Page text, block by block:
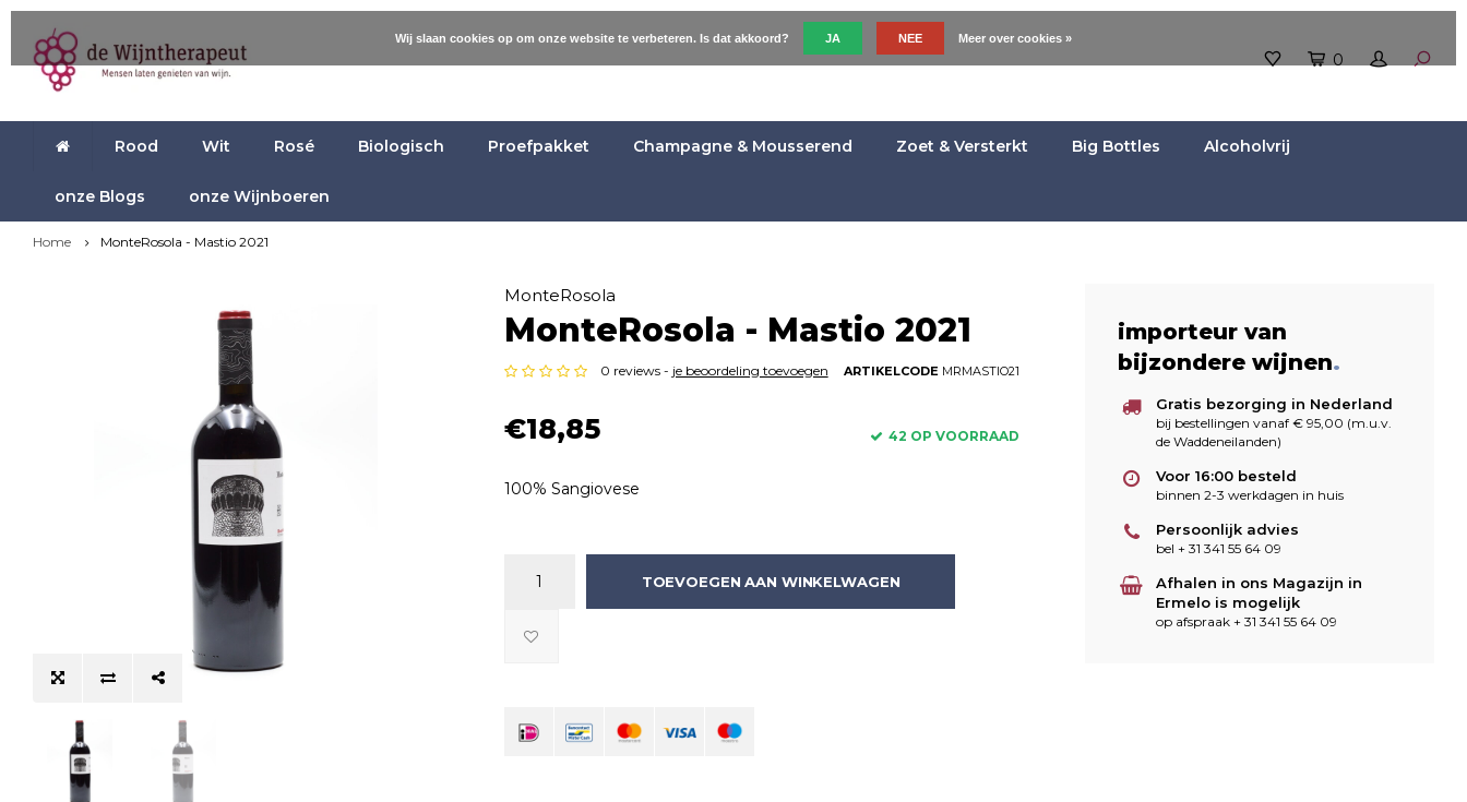
0
Rood Wit Rosé Biologisch Proefpakket Champagne & Mousserend Zoet & Versterkt Big Bottles Alcoholvrij
onze Blogs onze Wijnboeren
Home MonteRosola - Mastio 2021
MonteRosola
MonteRosola - Mastio 2021
0 reviews - je beoordeling toevoegen ARTIKELCODEMRMASTIO21
€18,85 42 OP VOORRAAD
100% Sangiovese
TOEVOEGEN AAN WINKELWAGEN
importeur van
bijzondere wijnen.
Gratis bezorging in Nederland
bij bestellingen vanaf € 95,00 (m.u.v.
de Waddeneilanden)
Voor 16:00 besteld
binnen 2-3 werkdagen in huis
Persoonlijk advies
bel + 31 341 55 64 09
Afhalen in ons Magazijn in
Ermelo is mogelijk
op afspraak + 31 341 55 64 09
Wij slaan cookies op om onze website te verbeteren. Is dat akkoord? JA NEE Meer over cookies »